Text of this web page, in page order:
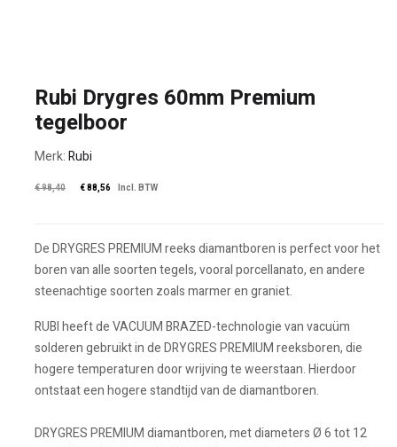
Rubi Drygres 60mm Premium
tegelboor
Merk:Rubi
€98,40 Oorspronkelijke prijs
€88,56 De huidige prijs is: €
Incl. BTW
De DRYGRES PREMIUM reeks diamantboren is perfect voor het
boren van alle soorten tegels, vooral porcellanato, en andere
steenachtige soorten zoals marmer en graniet.
RUBI heeft de VACUUM BRAZED-technologie van vacuüm
solderen gebruikt in de DRYGRES PREMIUM reeksboren, die
hogere temperaturen door wrijving te weerstaan. Hierdoor
ontstaat een hogere standtijd van de diamantboren.
DRYGRES PREMIUM diamantboren, met diameters Ø 6 tot 12